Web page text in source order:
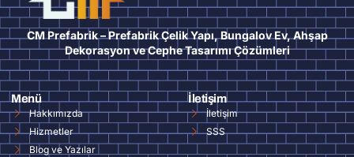
CM Prefabrik – Prefabrik Çelik Yapı, Bungalov Ev, Ahşap
Dekorasyon ve Cephe Tasarımı Çözümleri
Menü
Hakkımızda
Hizmetler
Blog ve Yazılar
İletişim
İletişim
SSS